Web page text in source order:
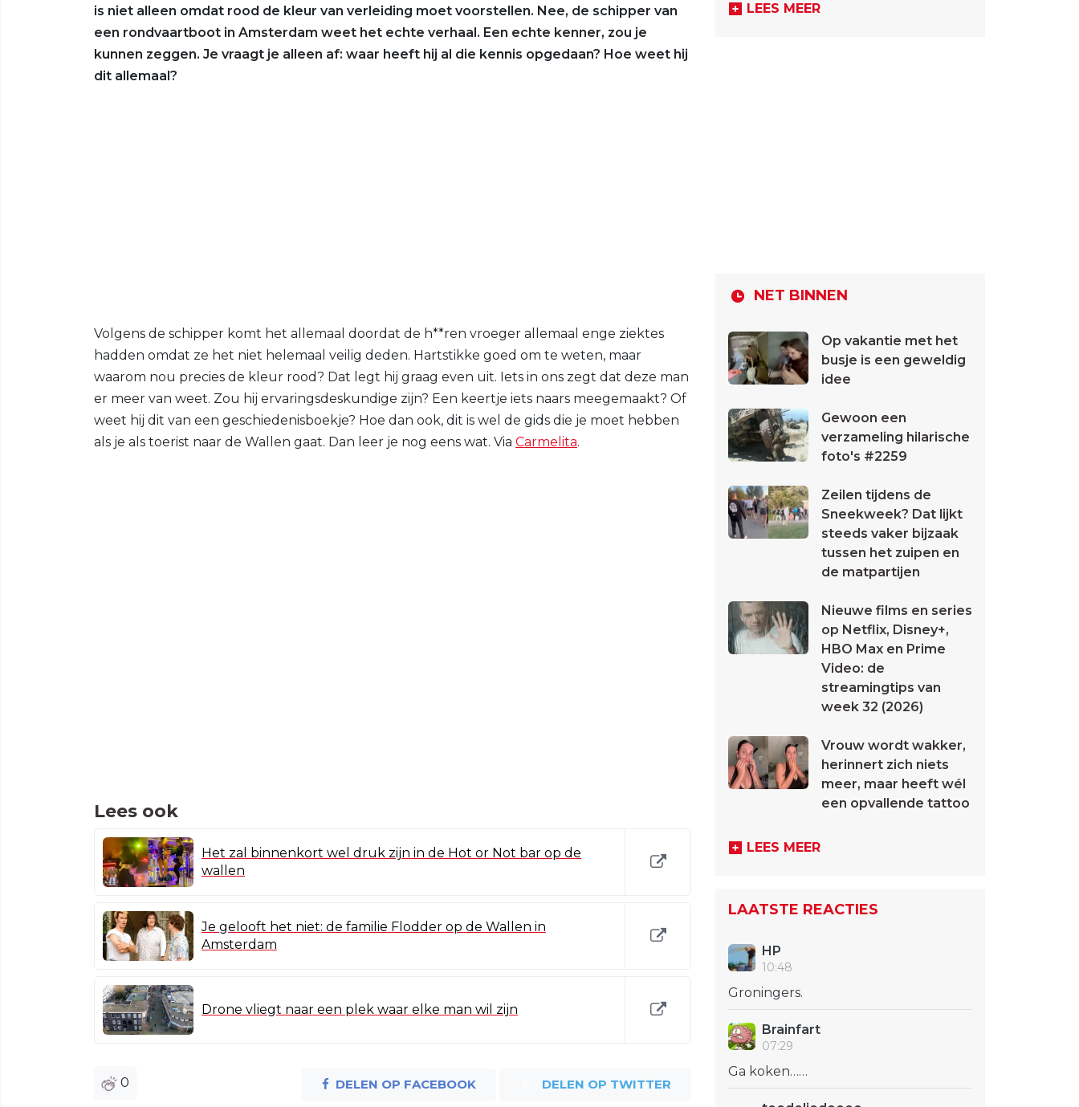
is niet alleen omdat rood de kleur van verleiding moet voorstellen. Nee, de schipper van
een rondvaartboot in Amsterdam weet het echte verhaal. Een echte kenner, zou je
kunnen zeggen. Je vraagt je alleen af: waar heeft hij al die kennis opgedaan? Hoe weet hij
dit allemaal?
Volgens de schipper komt het allemaal doordat de h**ren vroeger allemaal enge ziektes
hadden omdat ze het niet helemaal veilig deden. Hartstikke goed om te weten, maar
waarom nou precies de kleur rood? Dat legt hij graag even uit. Iets in ons zegt dat deze man
er meer van weet. Zou hij ervaringsdeskundige zijn? Een keertje iets naars meegemaakt? Of
weet hij dit van een geschiedenisboekje? Hoe dan ook, dit is wel de gids die je moet hebben
als je als toerist naar de Wallen gaat. Dan leer je nog eens wat. Via Carmelita.
Lees ook
Het zal binnenkort wel druk zijn in de Hot or Not bar op de
wallen
Je gelooft het niet: de familie Flodder op de Wallen in
Amsterdam
Drone vliegt naar een plek waar elke man wil zijn
0 DELEN OP FACEBOOK DELEN OP TWITTER
LEES MEER
NET BINNEN
Op vakantie met het
busje is een geweldig
idee
Gewoon een
verzameling hilarische
foto's #2259
Zeilen tijdens de
Sneekweek? Dat lijkt
steeds vaker bijzaak
tussen het zuipen en
de matpartijen
Nieuwe films en series
op Netflix, Disney+,
HBO Max en Prime
Video: de
streamingtips van
week 32 (2026)
Vrouw wordt wakker,
herinnert zich niets
meer, maar heeft wél
een opvallende tattoo
LEES MEER
LAATSTE REACTIES
HP
10:48
Groningers.
Brainfart
07:29
Ga koken……